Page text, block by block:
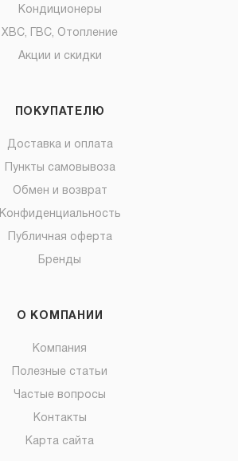
Кондиционеры
ХВС, ГВС, Отопление
Акции и скидки
ПОКУПАТЕЛЮ
Доставка и оплата
Пункты самовывоза
Обмен и возврат
Конфиденциальность
Публичная оферта
Бренды
О КОМПАНИИ
Компания
Полезные статьи
Частые вопросы
Контакты
Карта сайта